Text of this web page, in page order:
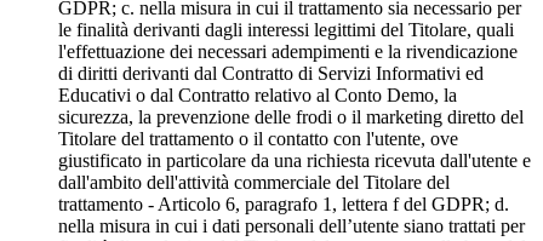
GDPR; c. nella misura in cui il trattamento sia necessario per
le finalità derivanti dagli interessi legittimi del Titolare, quali
l'effettuazione dei necessari adempimenti e la rivendicazione
di diritti derivanti dal Contratto di Servizi Informativi ed
Educativi o dal Contratto relativo al Conto Demo, la
sicurezza, la prevenzione delle frodi o il marketing diretto del
Titolare del trattamento o il contatto con l'utente, ove
giustificato in particolare da una richiesta ricevuta dall'utente e
dall'ambito dell'attività commerciale del Titolare del
trattamento - Articolo 6, paragrafo 1, lettera f del GDPR; d.
nella misura in cui i dati personali dell’utente siano trattati per